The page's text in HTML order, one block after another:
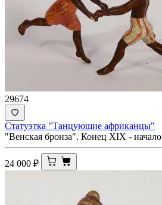
29674
Статуэтка "Танцующие африканцы"
"Венская бронза". Конец XIX -
24 000 ₽